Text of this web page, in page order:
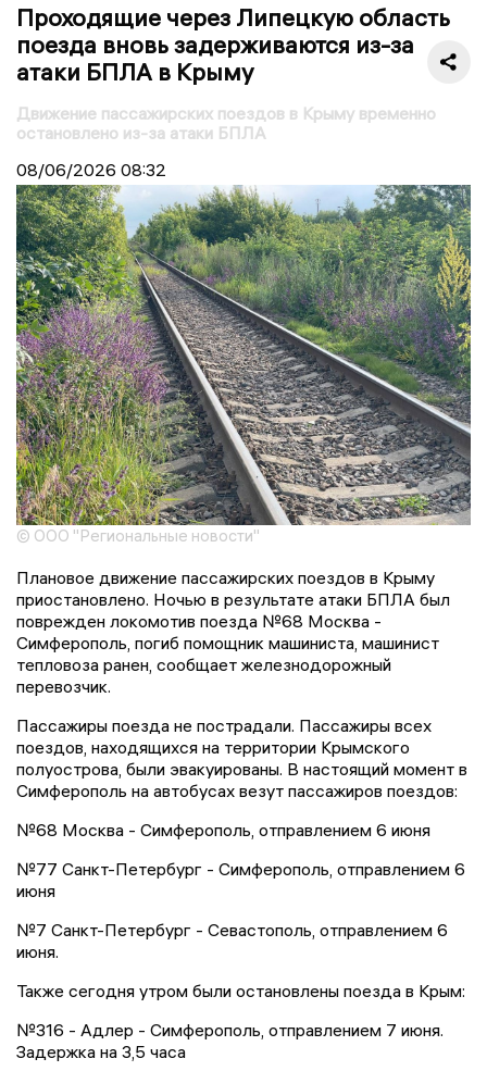
Проходящие через Липецкую область
поезда вновь задерживаются из-за
атаки БПЛА в Крыму
Движение пассажирских поездов в Крыму временно
остановлено из-за атаки БПЛА
08/06/2026 08:32
© ООО "Региональные новости"
Плановое движение пассажирских поездов в Крыму
приостановлено. Ночью в результате атаки БПЛА был
поврежден локомотив поезда №68 Москва -
Симферополь, погиб помощник машиниста, машинист
тепловоза ранен, сообщает железнодорожный
перевозчик.
Пассажиры поезда не пострадали. Пассажиры всех
поездов, находящихся на территории Крымского
полуострова, были эвакуированы. В настоящий момент в
Симферополь на автобусах везут пассажиров поездов:
№68 Москва - Симферополь, отправлением 6 июня
№77 Санкт-Петербург - Симферополь, отправлением 6
июня
№7 Санкт-Петербург - Севастополь, отправлением 6
июня.
Также сегодня утром были остановлены поезда в Крым:
№316 - Адлер - Симферополь, отправлением 7 июня.
Задержка на 3,5 часа